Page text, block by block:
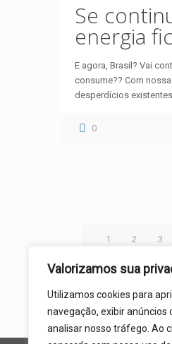
Valorizamos sua
Utilizamos cookies para
navegação, exibir anúncios
analisar nosso tráfego. Ao
Se
energia
E agora, Brasil? Vai
consume?? Com
desperdícios
0
1 2 3